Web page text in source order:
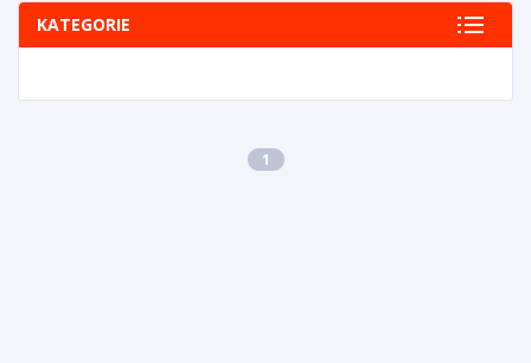
KATEGORIE
1